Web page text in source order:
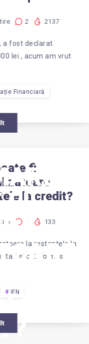
2 2137
a fost declarat
lei , acum am vrut
Financiară
FI
LA
fi
la credit?
0 133
la restantele la
si cat tip mi se
IFN